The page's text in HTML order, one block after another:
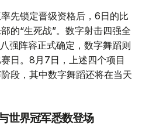
先锁定晋级资格后，6日的比
的“生死战”。数字射击四强全
强阵容正式确定，数字舞蹈则
日。8月7日，上述四个项目
段，其中数字舞蹈还将在当天
世界冠军悉数登场